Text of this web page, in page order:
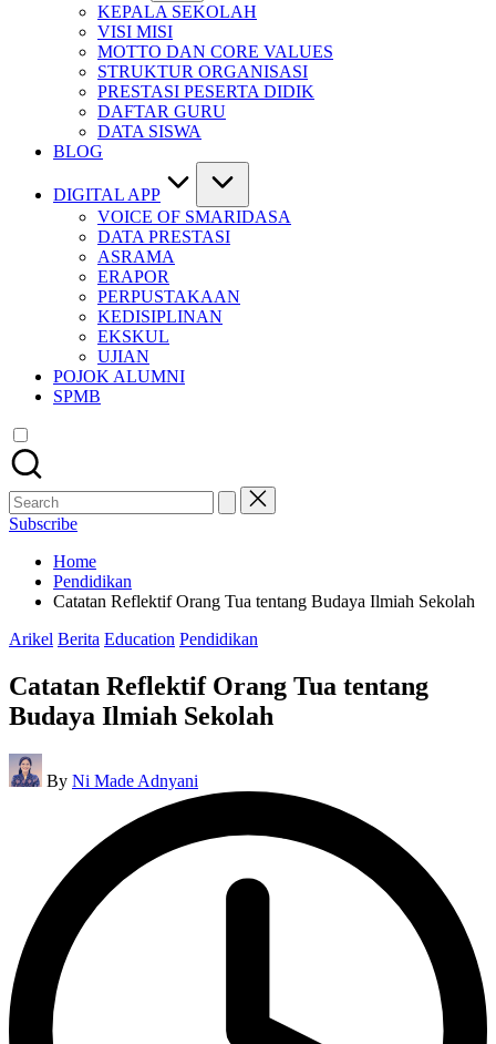
KEPALA SEKOLAH
VISI MISI
MOTTO DAN CORE VALUES
STRUKTUR ORGANISASI
PRESTASI PESERTA DIDIK
DAFTAR GURU
DATA SISWA
BLOG
DIGITAL APP
VOICE OF SMARIDASA
DATA PRESTASI
ASRAMA
ERAPOR
PERPUSTAKAAN
KEDISIPLINAN
EKSKUL
UJIAN
POJOK ALUMNI
SPMB
Search
for:
Subscribe
Home
Pendidikan
Catatan Reflektif Orang Tua tentang Budaya Ilmiah Sekolah
Posted
Arikel Berita Education Pendidikan
Catatan Reflektif Orang Tua tentang
Budaya Ilmiah Sekolah
Posted
by
By Ni Made Adnyani